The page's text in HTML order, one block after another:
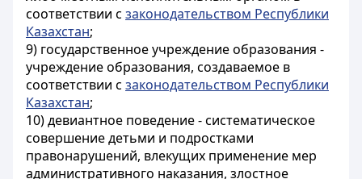
соответствии с законодательством Республики
Казахстан;
9) государственное учреждение образования -
учреждение образования, создаваемое в
соответствии с законодательством Республики
Казахстан;
10) девиантное поведение - систематическое
совершение детьми и подростками
правонарушений, влекущих применение мер
административного наказания, злостное